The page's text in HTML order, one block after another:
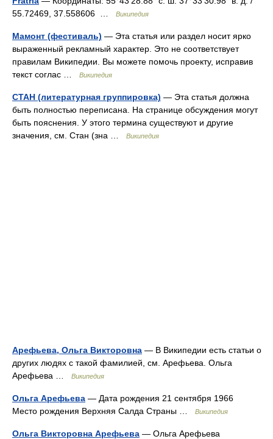
55.72469, 37.558606 …
Википедия
Мамонт (фестиваль) — Эта статья или раздел носит ярко
выраженный рекламный характер. Это не соответствует
правилам Википедии. Вы можете помочь проекту, исправив
текст соглас …
Википедия
СТАН (литературная группировка) — Эта статья должна
быть полностью переписана. На странице обсуждения могут
быть пояснения. У этого термина существуют и другие
значения, см. Стан (зна …
Википедия
Арефьева, Ольга Викторовна — В Википедии есть статьи о
других людях с такой фамилией, см. Арефьева. Ольга
Арефьева …
Википедия
Ольга Арефьева — Дата рождения 21 сентября 1966
Место рождения Верхняя Салда Страны …
Википедия
Ольга Викторовна Арефьева — Ольга Арефьева